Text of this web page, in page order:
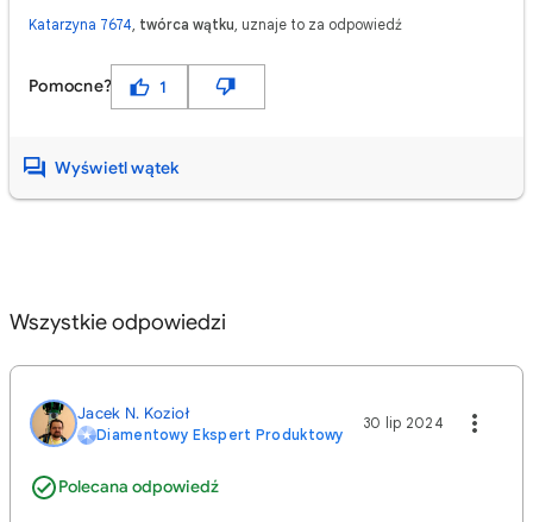
Katarzyna 7674, twórca wątku, uznaje to za odpowiedź
Pomocne? 1
Wyświetl wątek
Wszystkie odpowiedzi
Jacek N. Kozioł
Diamentowy Ekspert Produktowy
Polecana odpowiedź
30 lip 2024